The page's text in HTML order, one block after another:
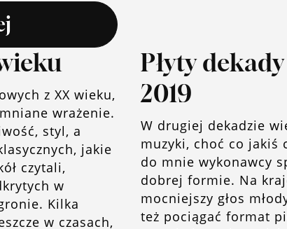
z XX wieku,
wrażenie.
styl, a
jakie
czytali,
w
Kilka
w czasach,
Płyty
2019
W drugiej dekadzie
muzyki, choć co jakiś
do mnie wykonawcy
dobrej formie. Na
mocniejszy głos
też pociągać format